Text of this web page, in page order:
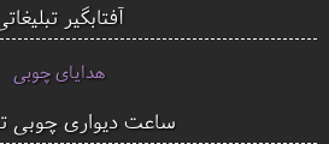
آفتابگیر
هدایای چوبی
ساعت دیواری چوبی